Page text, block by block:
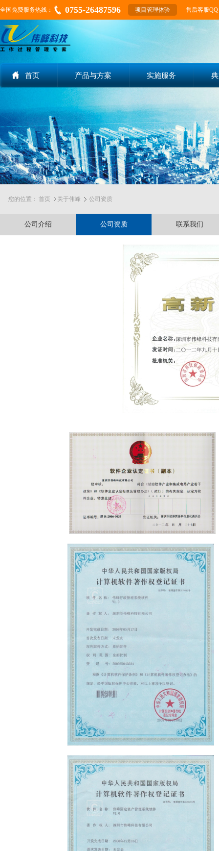
全国免费服务热线： 0755-26487596 项目管理体验 售后客服QQ
首页 产品与方案 实施服务
您的位置： 首页 关于伟峰 公司资质
公司介绍 公司资质 联系我们